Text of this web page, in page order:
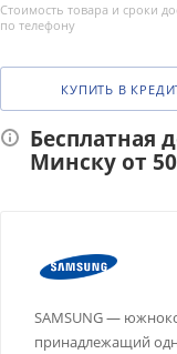
Стоимость товара и сроки
по телефону
КУПИТЬ В
Бесплатная
Минску от
SAMSUNG —
принадлежащий